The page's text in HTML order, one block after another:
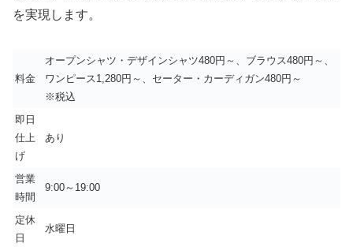
を実現します。
料金
オープンシャツ・デザインシャツ480円～、ブラウス480円～、
ワンピース1,280円～、セーター・カーディガン480円～
※税込
即日
仕上
げ
あり
営業
時間
9:00～19:00
定休
日
水曜日